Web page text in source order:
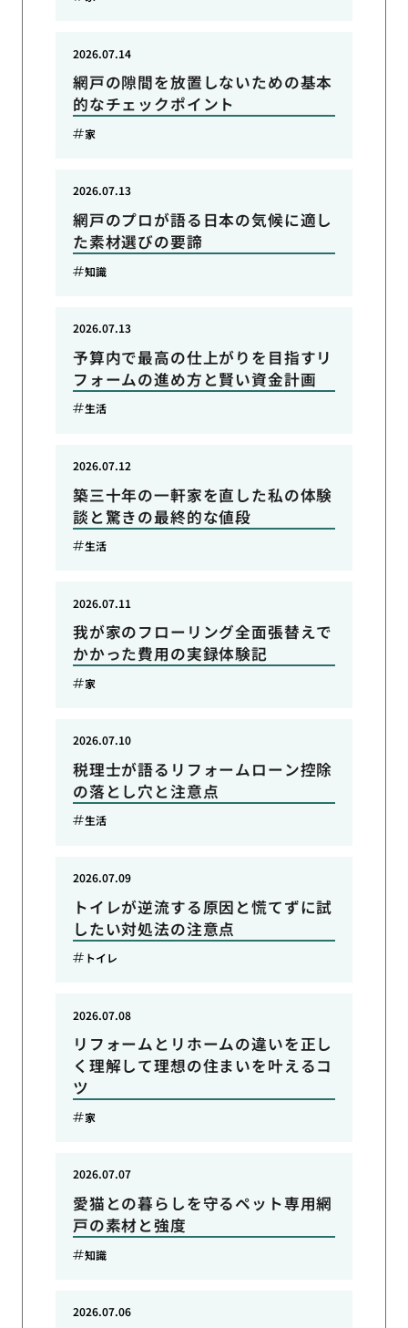
網戸の隙間を放置しないための基本
的なチェックポイント
2026.07.14
家
網戸のプロが語る日本の気候に適し
た素材選びの要諦
2026.07.13
知識
予算内で最高の仕上がりを目指すリ
フォームの進め方と賢い資金計画
2026.07.13
生活
築三十年の一軒家を直した私の体験
談と驚きの最終的な値段
2026.07.12
生活
我が家のフローリング全面張替えで
かかった費用の実録体験記
2026.07.11
家
税理士が語るリフォームローン控除
の落とし穴と注意点
2026.07.10
生活
トイレが逆流する原因と慌てずに試
したい対処法の注意点
2026.07.09
トイレ
リフォームとリホームの違いを正し
く理解して理想の住まいを叶えるコ
ツ
2026.07.08
家
愛猫との暮らしを守るペット専用網
戸の素材と強度
2026.07.07
知識
2026.07.06